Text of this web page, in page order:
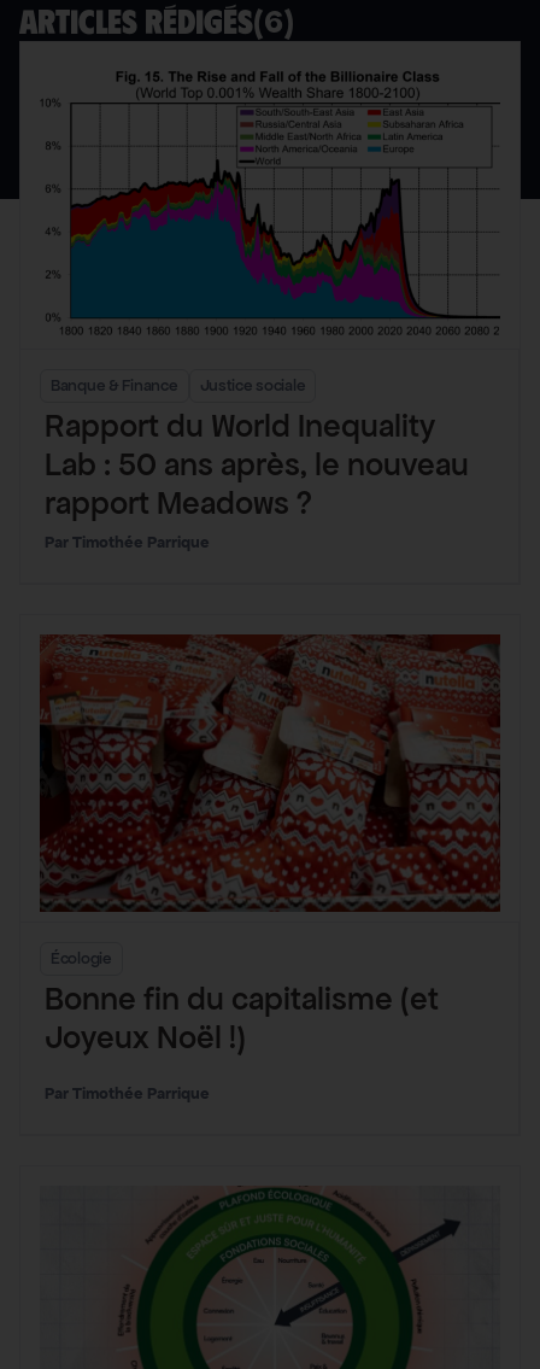
Articles rédigés(6)
Banque & Finance Justice sociale
Rapport du World Inequality
Lab : 50 ans après, le nouveau
rapport Meadows ?
Timothée Parrique
Écologie
Bonne fin du capitalisme (et
Joyeux Noël !)
Timothée Parrique